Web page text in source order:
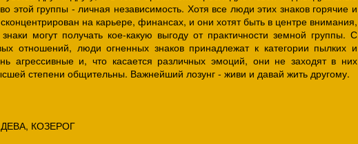
этой группы - личная независимость. Хотя все люди этих знаков горячие и
на карьере, финансах, и они хотят быть в центре внимания,
могут получать кое-какую выгоду от практичности земной группы. С
отношений, люди огненных знаков принадлежат к категории пылких и
агрессивные и, что касается различных эмоций, они не заходят в них
степени общительны. Важнейший лозунг - живи и давай жить другому.
КОЗЕРОГ